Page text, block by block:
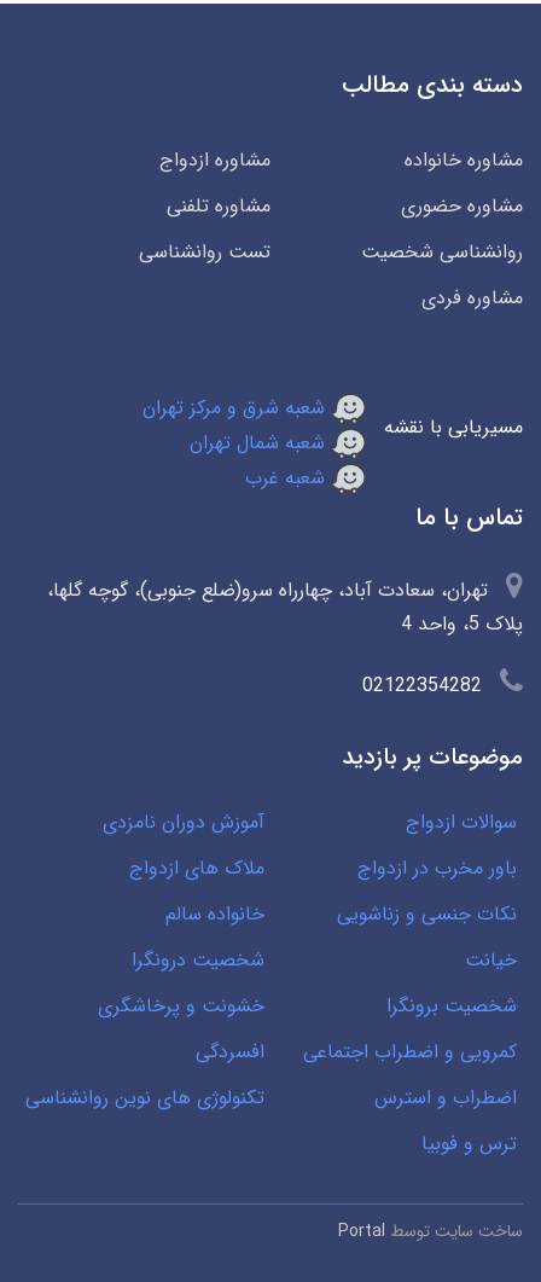
دسته بندی مطالب
مشاوره خانواده
مشاوره ازدواج
مشاوره حضوری
مشاوره تلفنی
روانشناسی شخصیت
تست روانشناسی
مشاوره فردی
مسیریابی با نقشه
شعبه شرق و مرکز تهران
شعبه شمال تهران
شعبه غرب
تماس با ما
تهران، سعادت آباد، چهارراه سرو(ضلع جنوبی)، گوچه گلها،
پلاک 5، واحد 4
02122354282
موضوعات پر بازدید
سوالات ازدواج
آموزش دوران نامزدی
باور مخرب در ازدواج
ملاک های ازدواج
نکات جنسی و زناشویی
خانواده سالم
خیانت
شخصیت درونگرا
شخصیت برونگرا
خشونت و پرخاشگری
کمرویی و اضطراب اجتماعی
افسردگی
اضطراب و استرس
تکنولوژی های نوین روانشناسی
ترس و فوبیا
ساخت سایت توسط Portal